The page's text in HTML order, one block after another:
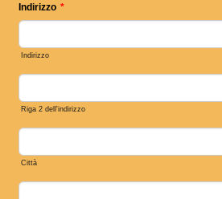
Indirizzo *
Indirizzo
Riga 2 dell'indirizzo
Città